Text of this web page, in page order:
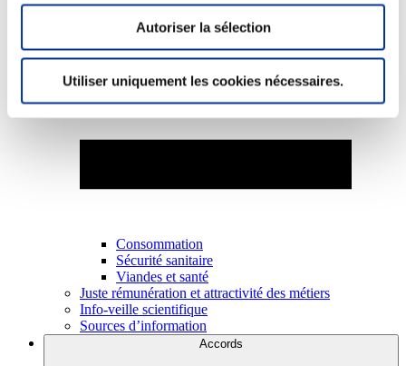
Autoriser la sélection
Utiliser uniquement les cookies nécessaires.
Consommation
Sécurité sanitaire
Viandes et santé
Juste rémunération et attractivité des métiers
Info-veille scientifique
Sources d’information
Accords